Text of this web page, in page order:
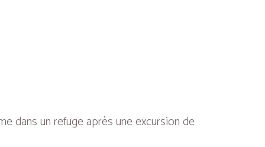
dans un refuge après une excursion de